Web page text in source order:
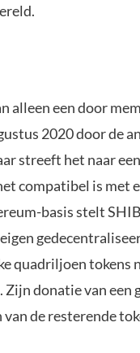
alleen een door
2020 door de
streeft het naar
compatibel is met
basis stelt
quadriljoen tokens
donatie van een
de resterende